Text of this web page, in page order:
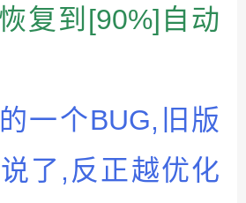
复到[90%]自动
一个BUG,旧版
了,反正越优化